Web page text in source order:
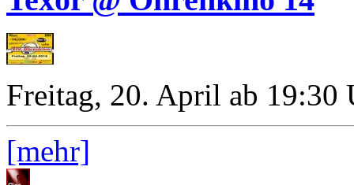
Freitag, 20. April ab
[mehr]